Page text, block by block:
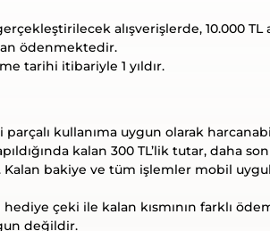
alışverişlerde, 10.000 TL
ödenmektedir.
tarihi itibariyle 1 yıldır.
kullanıma uygun olarak
kalan 300 TL’lik tutar, daha
Kalan bakiye ve tüm işlemler mobil
hediye çeki ile kalan kısmının farklı
değildir.